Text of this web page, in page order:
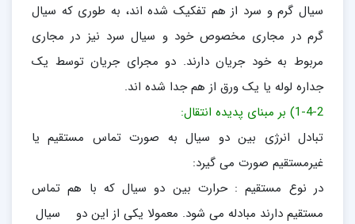
سیال گرم و سرد از هم تفکیک شده اند، به طوری که سیال
گرم در مجاری مخصوص خود و سیال سرد نیز در مجاری
مربوط به خود جریان دارند. دو مجرای جریان توسط یک
جداره لوله یا یک ورق از هم جدا شده اند.
1-4-2) بر مبنای پدیده انتقال:
تبادل انرژی بین دو سیال به صورت تماس مستقیم یا
غیرمستقیم صورت می گیرد:
در نوع مستقیم : حرارت بین دو سیال که با هم تماس
مستقیم دارند مبادله می شود. معمولا یکی از این دو سیال